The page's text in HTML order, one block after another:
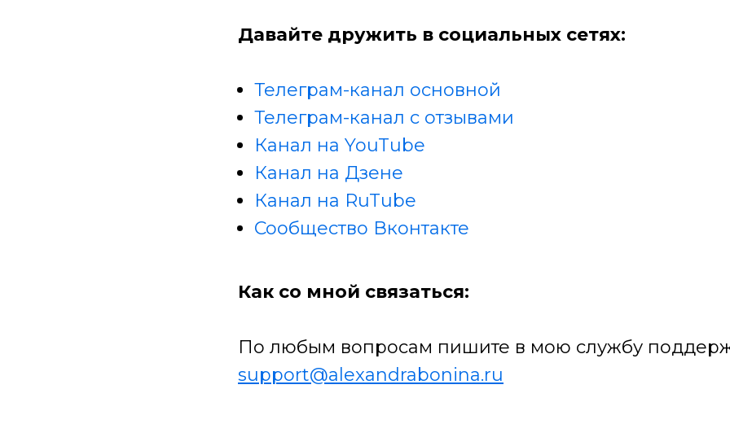
Давайте дружить в социальных сетях:
Телеграм-канал основной
Телеграм-канал с отзывами
Канал на YouTube
Канал на Дзене
Канал на RuTube
Сообщество Вконтакте
Как со мной связаться:
По любым вопросам пишите в мою службу
support@alexandrabonina.ru